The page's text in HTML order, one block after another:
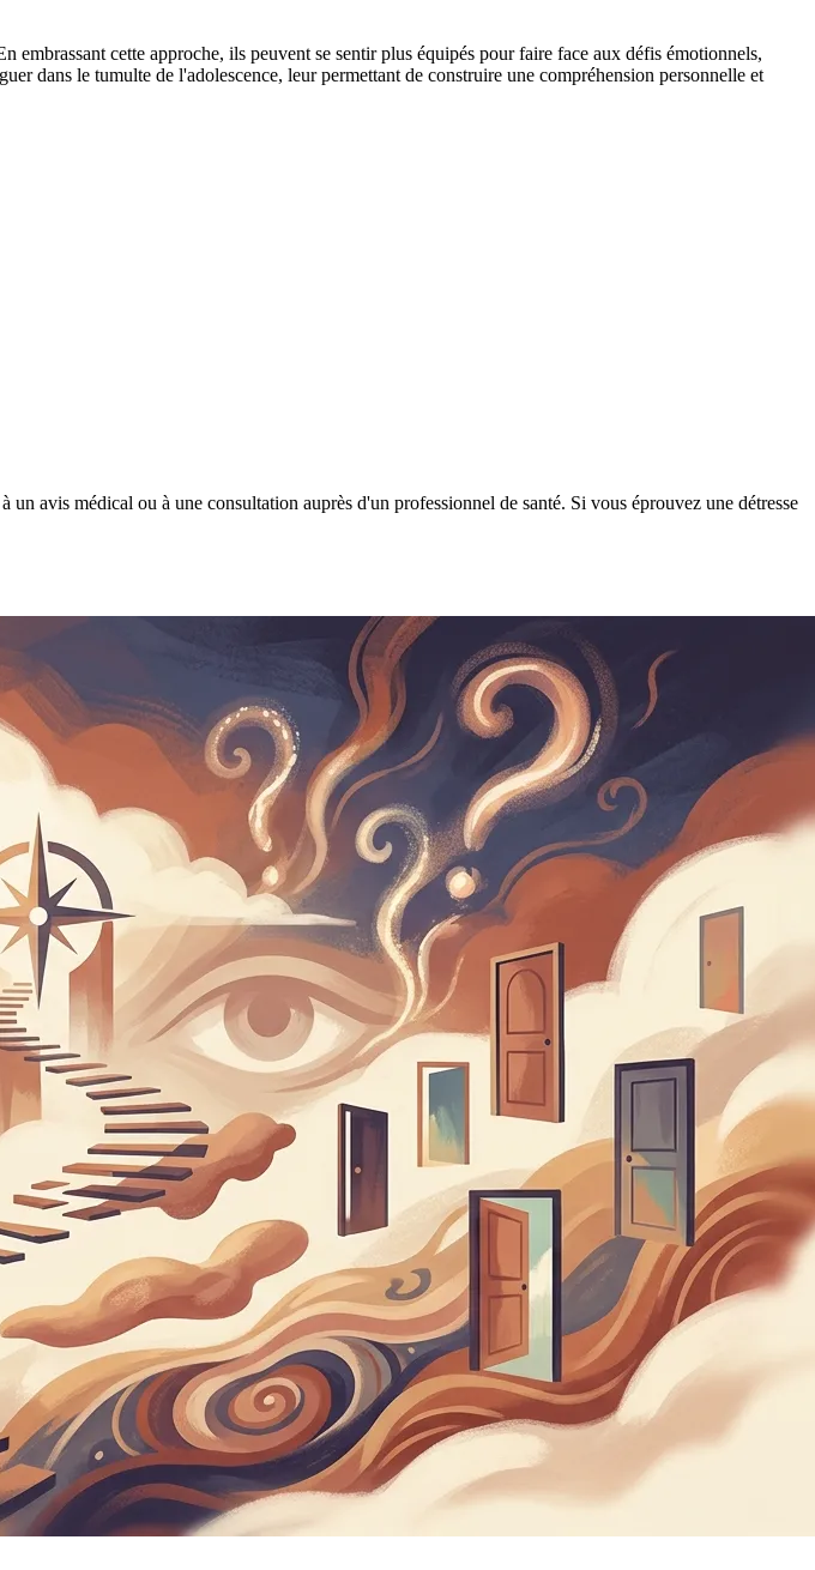
cette approche, ils peuvent se sentir plus équipés pour faire face aux défis émotionnels,
dans le tumulte de l'adolescence, leur permettant de construire une compréhension personnelle et
avis médical ou à une consultation auprès d'un professionnel de santé. Si vous éprouvez une détresse